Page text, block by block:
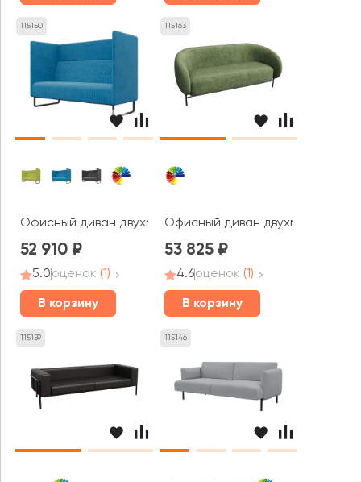
115150
Офисный диван двухместный Бронкс / Bronks
52 910
5.0оценок (1)
В корзину
115163
Офисный диван двухместный
53 825
4.6оценок (1)
В корзину
115159 115146